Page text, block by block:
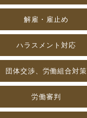
解雇・雇止め
ハラスメント対応
団体交渉、労働組合対策
労働審判